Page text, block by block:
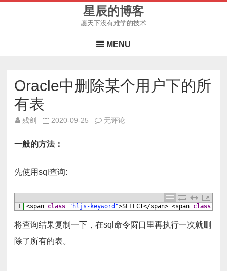
星辰的博客
愿天下没有难学的技术
to
content
MENU
Oracle中删除某个用户下的所
有表
残剑 2020-09-25
Oracle
表
无评论
一般的方法：
先使用sql查询:
1 <span class="hljs-keyword">SELECT</span> <span class=
将查询结果复制一下，在sql命令窗口里再执行一次就删
除了所有的表。